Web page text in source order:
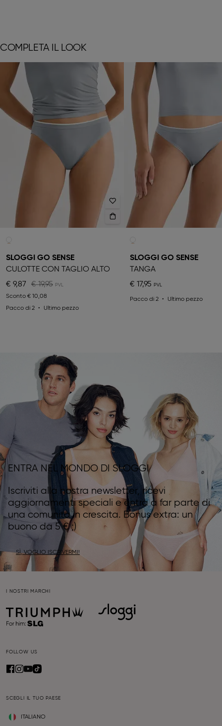
COMPLETA IL LOOK
SLOGGI GO SENSE
CULOTTE CON TAGLIO ALTO
€ 9,87
€ 19,95
Sconto € 10,08
Pacco di 2
Ultimo pezzo
SLOGGI GO SENSE
TANGA
€ 17,95
Pacco di 2 Ultimo pezzo
ENTRA NEL MONDO DI SLOGGI
Iscriviti alla nostra newsletter, ricevi
aggiornamenti speciali e entra a far parte di
una comunità in crescita. Bonus extra: un
buono da 5 € ;)
SÌ, VOGLIO ISCRIVERMI!
I NOSTRI MARCHI
FOLLOW US
SCEGLI IL TUO PAESE
ITALIANO